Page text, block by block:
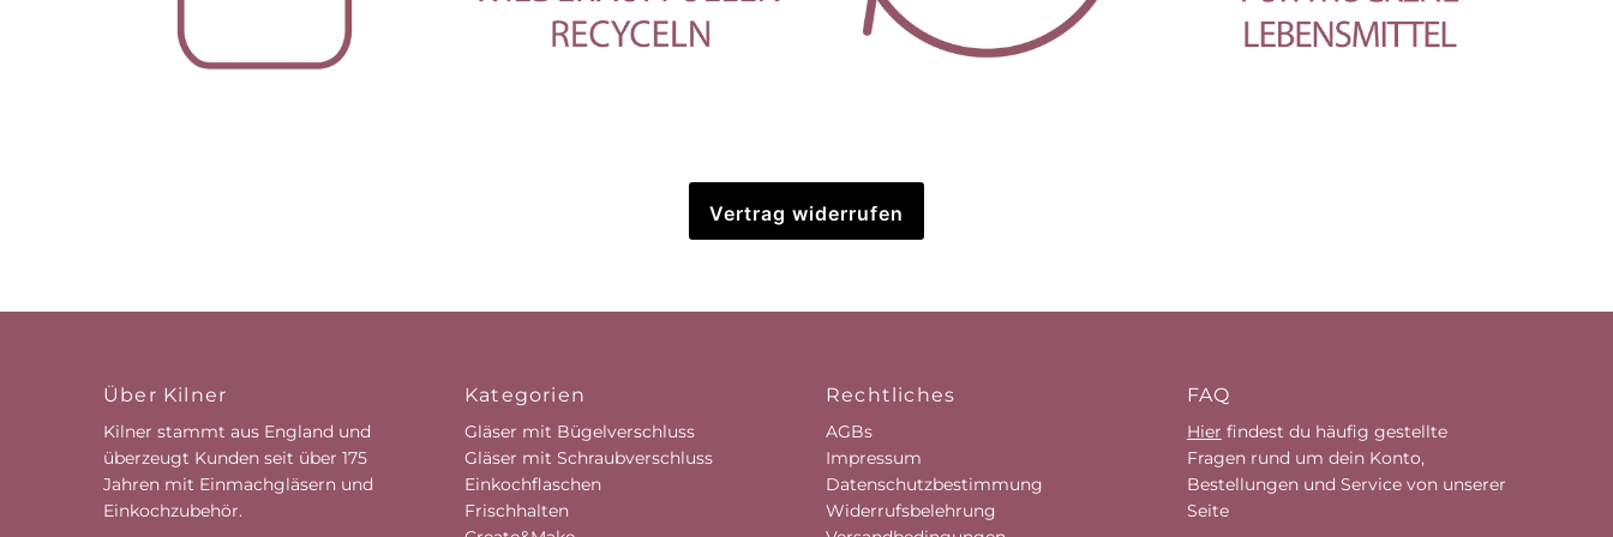
Vertrag widerrufen
Über Kilner
Kilner stammt aus England und
überzeugt Kunden seit über 175
Jahren mit Einmachgläsern und
Einkochzubehör.
Kategorien
Gläser mit Bügelverschluss
Gläser mit Schraubverschluss
Einkochflaschen
Frischhalten
Rechtliches
AGBs
Impressum
Datenschutzbestimmung
Widerrufsbelehrung
FAQ
Hier findest du häufig gestellte
Fragen rund um dein Konto,
Bestellungen und Service von unserer
Seite